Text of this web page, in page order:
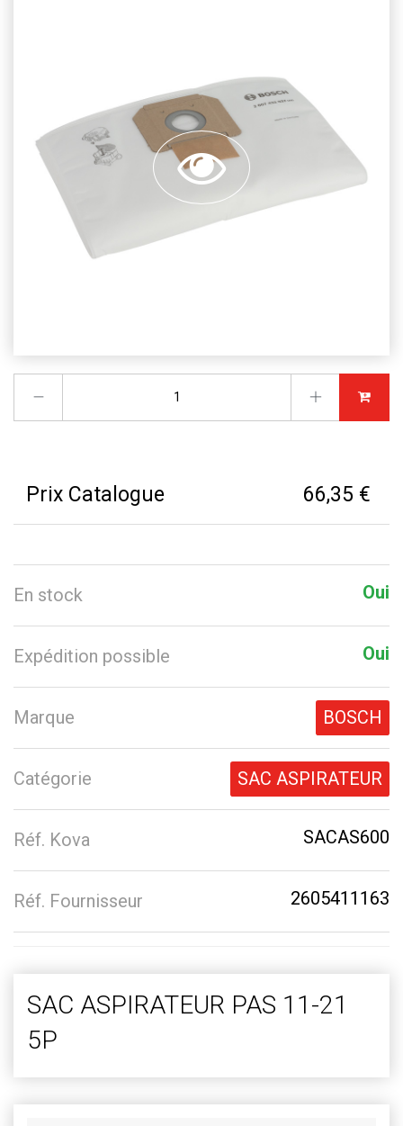
Prix Catalogue 66,35 €
En stock Oui
Expédition possible Oui
Marque BOSCH
Catégorie SAC ASPIRATEUR
Réf. Kova SACAS600
Réf. Fournisseur 2605411163
SAC ASPIRATEUR PAS 11-21
5P